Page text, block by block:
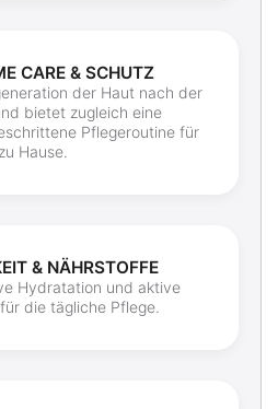
CARE & SCHUTZ
der Haut nach der
bietet zugleich eine
Pflegeroutine für
zu Hause.
& NÄHRSTOFFE
Hydratation und aktive
die tägliche Pflege.